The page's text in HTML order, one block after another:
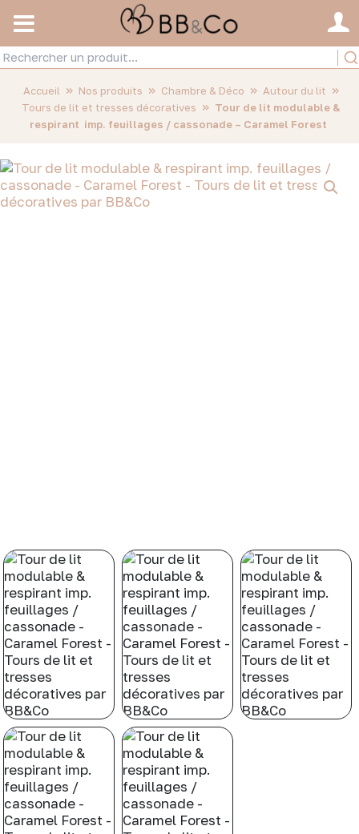
Accueil » Nos produits » Chambre & Déco » Autour du lit »
Tours de lit et tresses décoratives » Tour de lit modulable &
respirant imp. feuillages / cassonade – Caramel Forest